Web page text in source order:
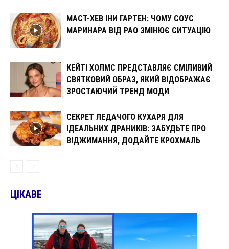
МАСТ-ХЕВ ІНИ ГАРТЕН: ЧОМУ СОУС
МАРИНАРА ВІД РАО ЗМІНЮЄ СИТУАЦІЮ
КЕЙТІ ХОЛМС ПРЕДСТАВЛЯЄ СМІЛИВИЙ
СВЯТКОВИЙ ОБРАЗ, ЯКИЙ ВІДОБРАЖАЄ
ЗРОСТАЮЧИЙ ТРЕНД МОДИ
СЕКРЕТ ЛЕДАЧОГО КУХАРЯ ДЛЯ
ІДЕАЛЬНИХ ДРАНИКІВ: ЗАБУДЬТЕ ПРО
ВІДЖИМАННЯ, ДОДАЙТЕ КРОХМАЛЬ
ЦІКАВЕ